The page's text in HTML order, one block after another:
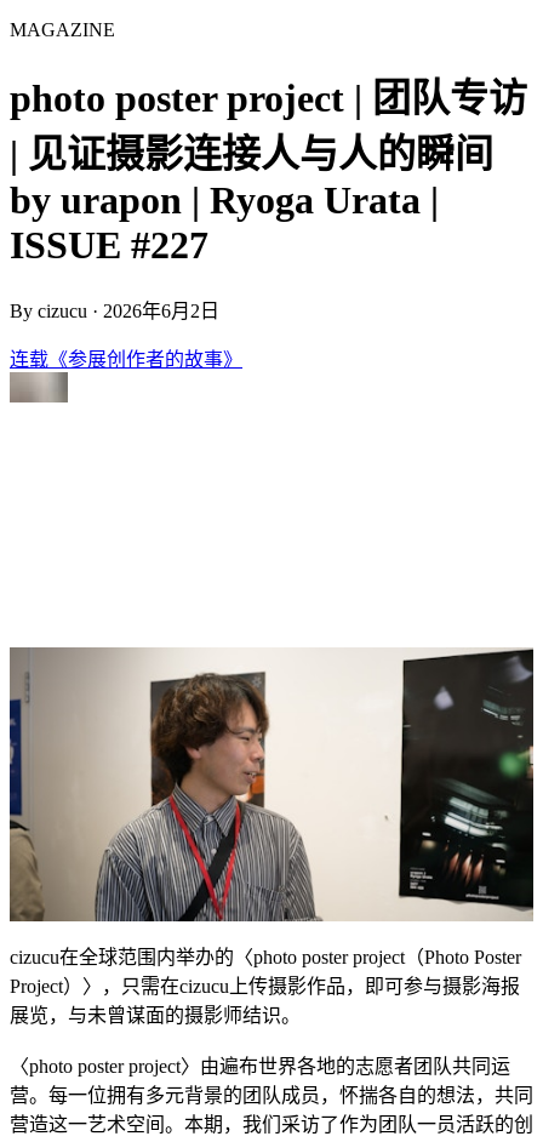
MAGAZINE
photo poster project | 团队专访
| 见证摄影连接人与人的瞬间
by urapon | Ryoga Urata |
ISSUE #227
By cizucu · 2026年6月2日
连载《参展创作者的故事》
cizucu在全球范围内举办的〈photo poster project（Photo Poster
Project）〉，只需在cizucu上传摄影作品，即可参与摄影海报
展览，与未曾谋面的摄影师结识。
〈photo poster project〉由遍布世界各地的志愿者团队共同运
营。每一位拥有多元背景的团队成员，怀揣各自的想法，共同
营造这一艺术空间。本期，我们采访了作为团队一员活跃的创